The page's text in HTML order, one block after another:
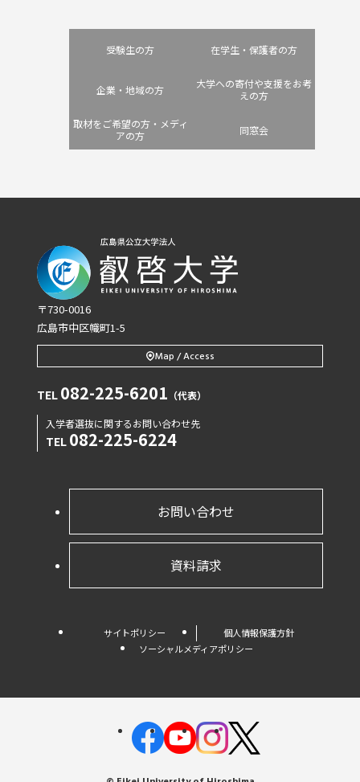
受験生の方 在学生・保護者の方
企業・地域の方
大学への寄付や支援をお考
えの方
取材をご希望の方・メディ
アの方
同窓会
〒730-0016
広島市中区幟町1-5
Map / Access
TEL 082-225-6201 （代表）
入学者選抜に関するお問い合わせ先
TEL 082-225-6224
お問い合わせ
資料請求
サイトポリシー
個人情報保護方針
ソーシャルメディアポリシー